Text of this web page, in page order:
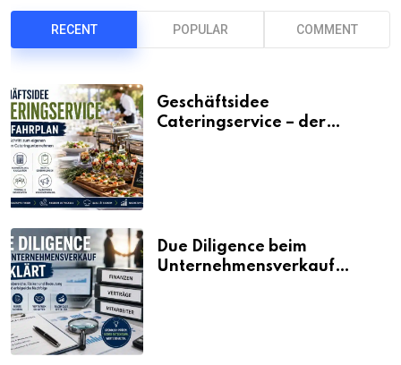
RECENT POPULAR COMMENT
Geschäftsidee
Cateringservice – der
Due Diligence beim
Unternehmensverkauf